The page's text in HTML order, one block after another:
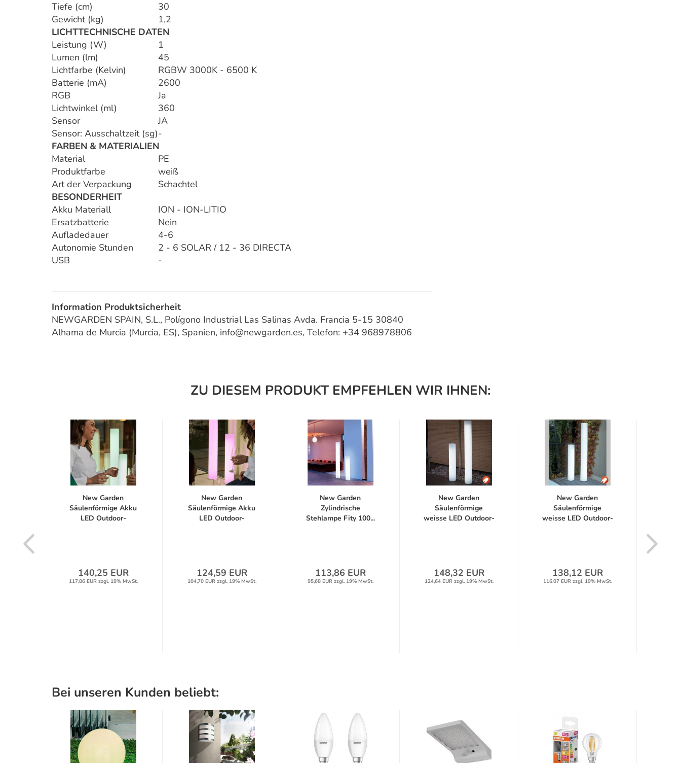
Tiefe (cm)
30
Gewicht (kg)
1,2
LICHTTECHNISCHE DATEN
Leistung (W)
1
Lumen (lm)
45
Lichtfarbe (Kelvin)
RGBW 3000K - 6500 K
Batterie (mA)
2600
RGB
Ja
Lichtwinkel (ml)
360
Sensor
JA
Sensor: Ausschaltzeit (sg)-
FARBEN & MATERIALIEN
Material
PE
Produktfarbe
weiß
Art der Verpackung
Schachtel
BESONDERHEIT
Akku Materiall
ION - ION-LITIO
Ersatzbatterie
Nein
Aufladedauer
4-6
Autonomie Stunden
2 - 6 SOLAR / 12 - 36 DIRECTA
USB
-
Information Produktsicherheit
NEWGARDEN SPAIN, S.L., Polígono Industrial Las Salinas Avda. Francia 5-15 30840
Alhama de Murcia (Murcia, ES), Spanien, info@newgarden.es, Telefon: +34 968978806
ZU DIESEM PRODUKT EMPFEHLEN WIR IHNEN:
New Garden
Säulenförmige Akku
LED Outdoor-
140,25 EUR
117,86 EUR zzgl. 19% MwSt.
New Garden
Säulenförmige Akku
LED Outdoor-
124,59 EUR
104,70 EUR zzgl. 19% MwSt.
New Garden
Zylindrische
Stehlampe Fity 100...
113,86 EUR
95,68 EUR zzgl. 19% MwSt.
New Garden
Säulenförmige
weisse LED Outdoor-
148,32 EUR
124,64 EUR zzgl. 19% MwSt.
New Garden
Säulenförmige
weisse LED Outdoor-
138,12 EUR
116,07 EUR zzgl. 19% MwSt.
Bei unseren Kunden beliebt: